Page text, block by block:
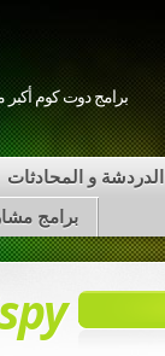
برامج دوت كوم أكبر
الدردشة و المحادثات
برامج